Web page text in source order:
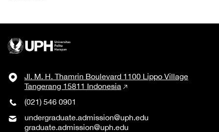
Jl. M. H. Thamrin Boulevard 1100 Lippo Village
Tangerang 15811 Indonesia
(021) 546 0901
undergraduate.admission@uph.edu
graduate.admission@uph.edu